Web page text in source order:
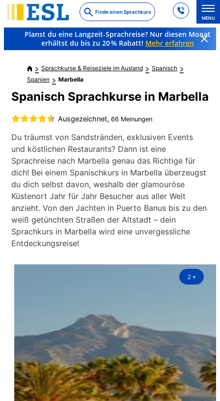
to
main
content
Finde einen Sprachkurs
MENU
Planst du eine Langzeit-Sprachreise? Nur diesen Monat
erhältst du bis zu 20 % Rabatt! Mehr erfahren
Sprachkurse & Reiseziele im Ausland
Spanisch
Spanien
Marbella
Spanisch Sprachkurse in Marbella
Ausgezeichnet, 66 Meinungen
Du träumst von Sandstränden, exklusiven Events
und köstlichen Restaurants? Dann ist eine
Sprachreise nach Marbella genau das Richtige für
dich! Bei einem Spanischkurs in Marbella überzeugst
du dich selbst davon, weshalb der glamouröse
Küstenort Jahr für Jahr Besucher aus aller Welt
anzieht. Von den Jachten in Puerto Banus bis zu den
weiß getünchten Straßen der Altstadt – dein
Sprachkurs in Marbella wird eine unvergessliche
Entdeckungsreise!
2+